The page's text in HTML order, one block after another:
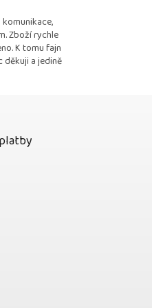
Zboží rychle
K tomu fajn
děkuji a jedině